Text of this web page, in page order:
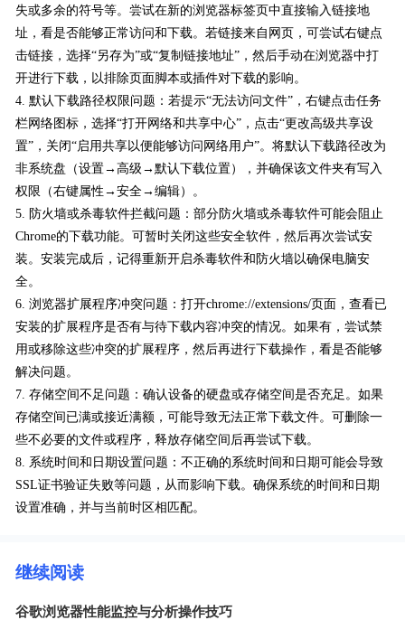
失或多余的符号等。尝试在新的浏览器标签页中直接输入链接地
址，看是否能够正常访问和下载。若链接来自网页，可尝试右键点
击链接，选择“另存为”或“复制链接地址”，然后手动在浏览器中打
开进行下载，以排除页面脚本或插件对下载的影响。
4. 默认下载路径权限问题：若提示“无法访问文件”，右键点击任务
栏网络图标，选择“打开网络和共享中心”，点击“更改高级共享设
置”，关闭“启用共享以便能够访问网络用户”。将默认下载路径改为
非系统盘（设置→高级→默认下载位置），并确保该文件夹有写入
权限（右键属性→安全→编辑）。
5. 防火墙或杀毒软件拦截问题：部分防火墙或杀毒软件可能会阻止
Chrome的下载功能。可暂时关闭这些安全软件，然后再次尝试安
装。安装完成后，记得重新开启杀毒软件和防火墙以确保电脑安
全。
6. 浏览器扩展程序冲突问题：打开chrome://extensions/页面，查看已
安装的扩展程序是否有与待下载内容冲突的情况。如果有，尝试禁
用或移除这些冲突的扩展程序，然后再进行下载操作，看是否能够
解决问题。
7. 存储空间不足问题：确认设备的硬盘或存储空间是否充足。如果
存储空间已满或接近满额，可能导致无法正常下载文件。可删除一
些不必要的文件或程序，释放存储空间后再尝试下载。
8. 系统时间和日期设置问题：不正确的系统时间和日期可能会导致
SSL证书验证失败等问题，从而影响下载。确保系统的时间和日期
设置准确，并与当前时区相匹配。
继续阅读
谷歌浏览器性能监控与分析操作技巧